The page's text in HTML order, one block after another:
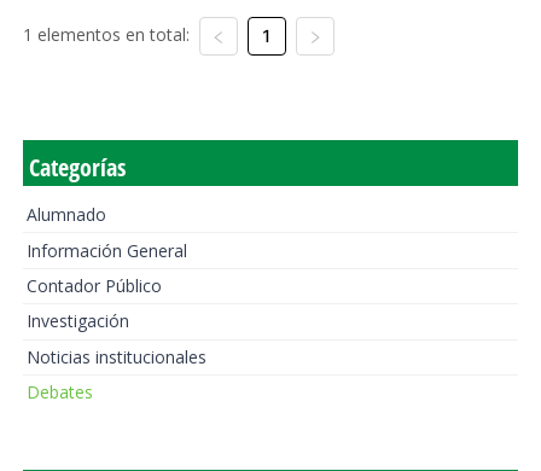
1 elementos en total: 1
Categorías
Alumnado
Información General
Contador Público
Investigación
Noticias institucionales
Debates